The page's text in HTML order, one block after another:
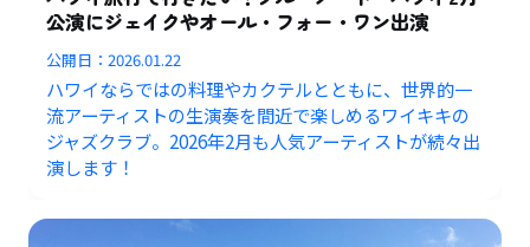
公演にジェイクやオール・フォー・ワン出演
公開日：2026.01.22
ハワイならではの料理やカクテルとともに、世界的一
流アーティストの生演奏を間近で楽しめるワイキキの
ジャズクラブ。2026年2月も人気アーティストが続々出
演します！